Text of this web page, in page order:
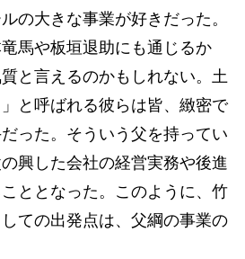
の大きな事業が好きだった。
馬や板垣退助にも通じるか
と言えるのかもしれない。土
と呼ばれる彼らは皆、緻密で
った。そういう父を持ってい
興した会社の経営実務や後進
ととなった。このように、竹
ての出発点は、父綱の事業の